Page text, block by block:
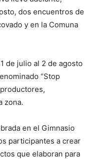
dos encuentros de
y en la Comuna
de julio al 2 de agosto
“Stop
zona.
en el Gimnasio
participantes a crear
que elaboran para